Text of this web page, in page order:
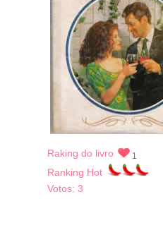
Raking do livro 1
Ranking Hot
Votos: 3